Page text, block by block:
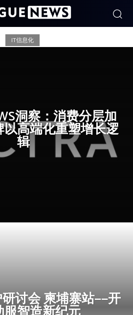
息化
IT信息化
洞察：消费分层加
高端化重塑增长逻
辑
讨会 柬埔寨站——开